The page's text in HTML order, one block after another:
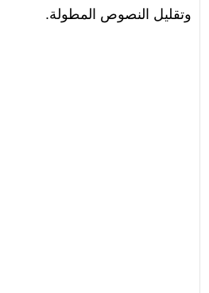
وتقليل النصوص المطولة.